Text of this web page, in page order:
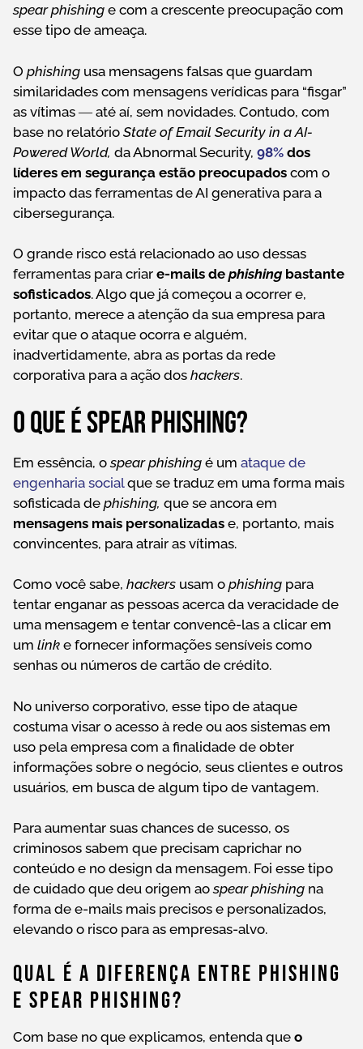
spear phishing e com a crescente preocupação com
esse tipo de ameaça.
O phishing usa mensagens falsas que guardam
similaridades com mensagens verídicas para “fisgar”
as vítimas ― até aí, sem novidades. Contudo, com
base no relatório State of Email Security in a AI-
Powered World, da Abnormal Security, 98% dos
líderes em segurança estão preocupados com o
impacto das ferramentas de AI generativa para a
cibersegurança.
O grande risco está relacionado ao uso dessas
ferramentas para criar e-mails de phishing bastante
sofisticados. Algo que já começou a ocorrer e,
portanto, merece a atenção da sua empresa para
evitar que o ataque ocorra e alguém,
inadvertidamente, abra as portas da rede
corporativa para a ação dos hackers.
O que é spear phishing?
Em essência, ospear phishing é um ataque de
engenharia socialque se traduz em uma forma mais
sofisticada de phishing, que se ancora em
mensagens mais personalizadas e, portanto, mais
convincentes, para atrair as vítimas.
Como você sabe, hackers usam o phishing para
tentar enganar as pessoas acerca da veracidade de
uma mensagem e tentar convencê-las a clicar em
um link e fornecer informações sensíveis como
senhas ou números de cartão de crédito.
No universo corporativo, esse tipo de ataque
costuma visar o acesso à rede ou aos sistemas em
uso pela empresa com a finalidade de obter
informações sobre o negócio, seus clientes e outros
usuários, em busca de algum tipo de vantagem.
Para aumentar suas chances de sucesso, os
criminosos sabem que precisam caprichar no
conteúdo e no design da mensagem. Foi esse tipo
de cuidado que deu origem aospear phishing na
forma de e-mails mais precisos e personalizados,
elevando o risco para as empresas-alvo.
Qual É A Diferença Entre Phishing
E Spear Phishing?
Com base no que explicamos, entenda que o